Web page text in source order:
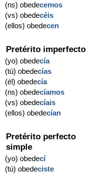
(ns) obedecemos
(vs) obedecéis
(ellos) obedecen
Pretérito imperfecto
(yo) obedecía
(tú) obedecías
(él) obedecía
(ns) obedecíamos
(vs) obedecíais
(ellos) obedecían
Pretérito perfecto
simple
(yo) obedecí
(tú) obedeciste